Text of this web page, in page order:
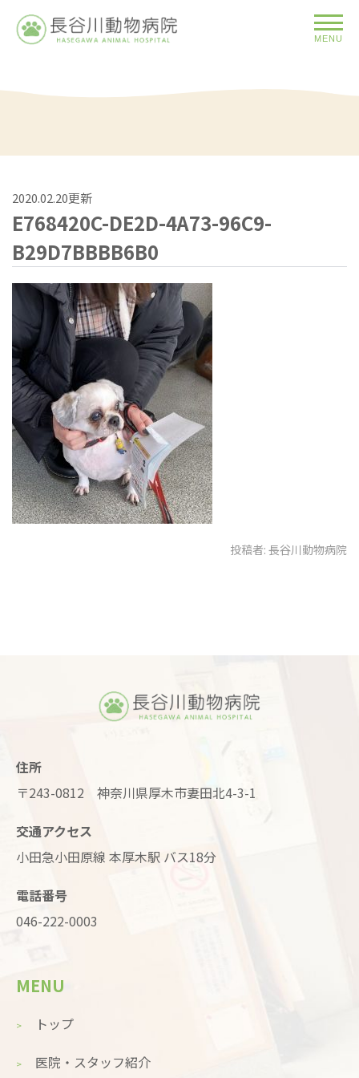
MENU
2020.02.20更新
E768420C-DE2D-4A73-96C9-
B29D7BBBB6B0
投稿者: 長谷川動物病院
住所
〒243-0812 神奈川県厚木市妻田北4-3-1
交通アクセス
小田急小田原線 本厚木駅 バス18分
電話番号
046-222-0003
MENU
トップ
医院・スタッフ紹介